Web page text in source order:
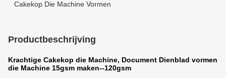
Cakekop Die Machine Vormen
Productbeschrijving
Krachtige Cakekop die Machine, Document Dienblad vormen
die Machine 15gsm maken--120gsm